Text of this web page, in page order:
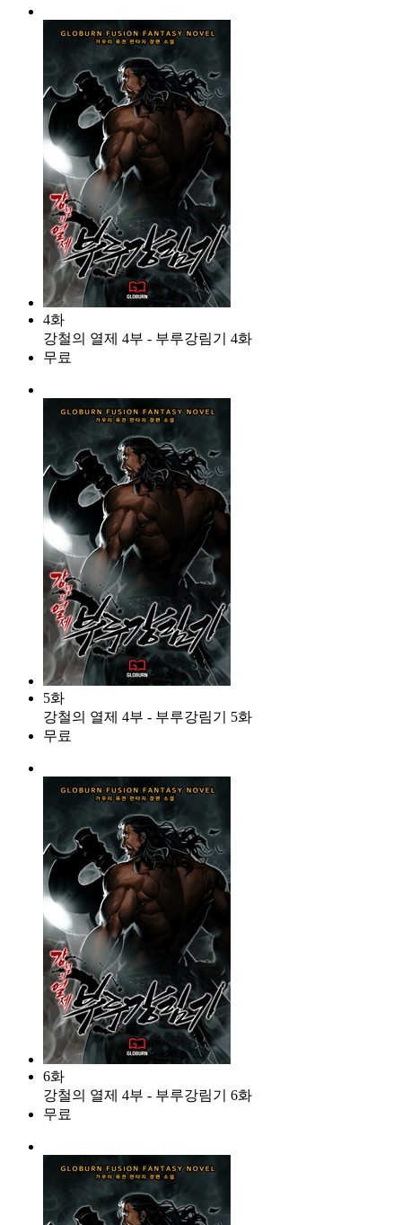
4화
강철의 열제 4부 - 부루강림기 4화
무료
5화
강철의 열제 4부 - 부루강림기 5화
무료
6화
강철의 열제 4부 - 부루강림기 6화
무료